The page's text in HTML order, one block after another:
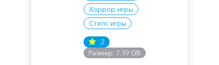
Хоррор игры
Стелс игры
2
Размер: 7.39 GB